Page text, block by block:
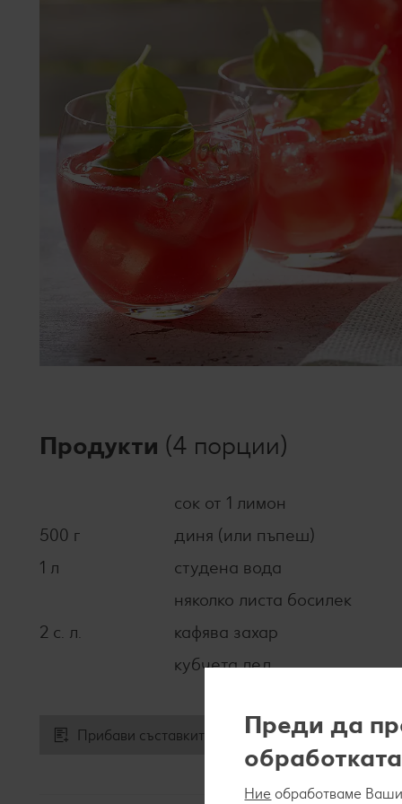
Продукти (4 порции)
сок от 1 лимон
500 г
диня (или пъпеш)
1 л
студена вода
няколко листа босилек
2 с. л.
кафява захар
кубчета лед
Прибави съставките към списъка за пазаруване
Преди да
Ние обработваме